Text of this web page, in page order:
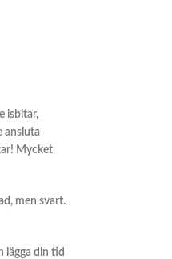
isbitar,
ansluta
Mycket
men svart.
lägga din tid